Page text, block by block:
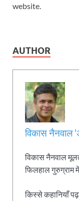
website.
AUTHOR
विकास नैनवाल
विकास नैनवाल
फिलहाल गुरुग्राम
किस्से कहानियाँ